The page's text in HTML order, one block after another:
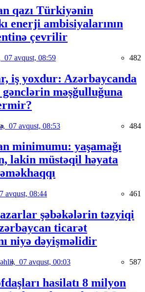
qazı Türkiyənin
enerji ambisiyalarının
çevrilir
07 avqust, 08:59 482
iş yoxdur: Azərbaycanda
məşğulluğuna
07 avqust, 08:53 484
minimumu: yaşamağı
lakin müstəqil həyata
avqust, 08:44 461
şəbəkələrin təzyiqi
ticarət
niyə dəyişməlidir
07 avqust, 00:03 587
hasilatı 8 milyon